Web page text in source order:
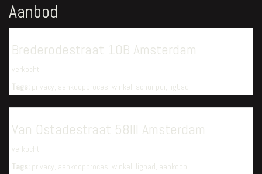
Aanbod
Brederodestraat 10B Amsterdam
verkocht
Tags: privacy, aankoopproces, winkel, schuifpui, ligbad
Van Ostadestraat 58III Amsterdam
verkocht
Tags: privacy, aankoopproces, winkel, ligbad, aankoop